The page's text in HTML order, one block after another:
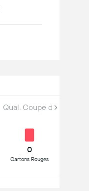
Qual. Coupe du Monde
0
Cartons Rouges